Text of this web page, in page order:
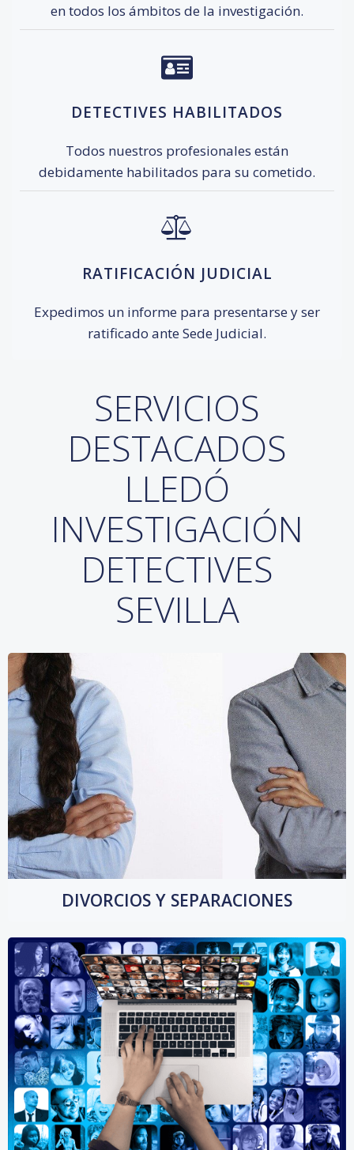
en todos los ámbitos de la investigación.
DETECTIVES HABILITADOS
Todos nuestros profesionales están
debidamente habilitados para su cometido.
RATIFICACIÓN JUDICIAL
Expedimos un informe para presentarse y ser
ratificado ante Sede Judicial.
SERVICIOS
DESTACADOS
LLEDÓ
INVESTIGACIÓN
DETECTIVES
SEVILLA
DIVORCIOS Y SEPARACIONES